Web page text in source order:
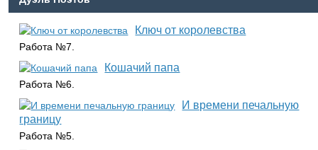
Ключ от королевства
Работа №7.
Кошачий папа
Работа №6.
И времени печальную
границу
Работа №5.